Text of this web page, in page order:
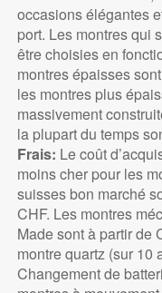
occasions élégantes
port. Les montres qui
être choisies en
montres épaisses
les montres plus
massivement
la plupart du temps
Frais: Le coût
moins cher pour les
suisses bon marché
CHF. Les montres
Made sont à partir de
montre quartz (sur 10
Changement de